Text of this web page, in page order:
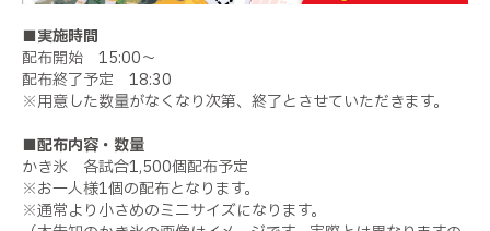
■実施時間
配布開始 15:00〜
配布終了予定 18:30
※用意した数量がなくなり次第、終了とさせていただきます。
■配布内容・数量
かき氷 各試合1,500個配布予定
※お一人様1個の配布となります。
※通常より小さめのミニサイズになります。